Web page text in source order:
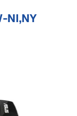
NI,NY